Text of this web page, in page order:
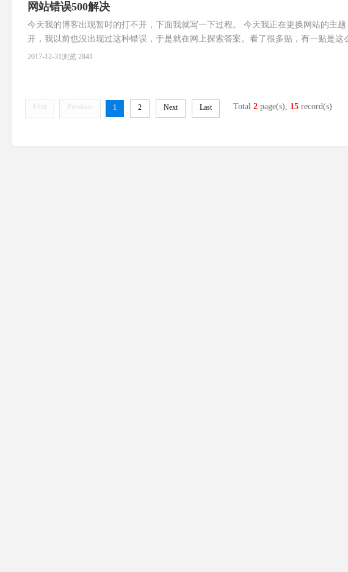
网站错误500解决
今天我的博客出现暂时的打不开，下面我就写一下过程。 今天我正在更换网站的主
开，我以前也没出现过这种错误，于是就在网上探索答案。看了很多贴，有一贴是这
恍然大悟 于是乎，通过ftp查看网站源码，把主题文件夹改名，这是打开网站后台，
2017-12-31浏览 2841
First Previous 1 2 Next Last Total 2 page(s), 15 record(s)